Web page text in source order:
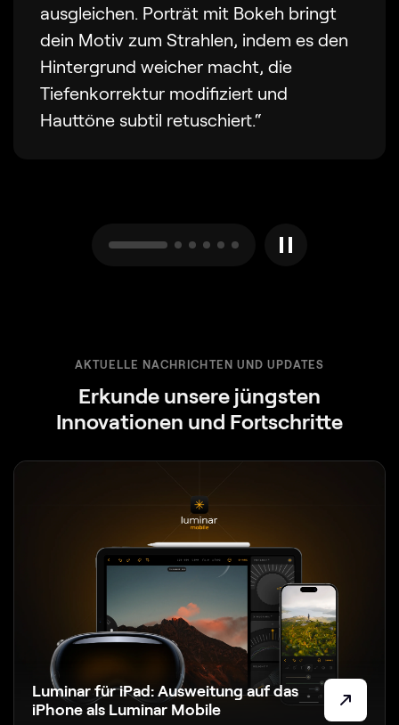
ausgleichen. Porträt mit Bokeh bringt
dein Motiv zum Strahlen, indem es den
Hintergrund weicher macht, die
Tiefenkorrektur modifiziert und
Hauttöne subtil retuschiert.“
AKTUELLE NACHRICHTEN UND UPDATES
Erkunde unsere jüngsten
Innovationen und Fortschritte
Luminar für iPad: Ausweitung auf das
iPhone als Luminar Mobile